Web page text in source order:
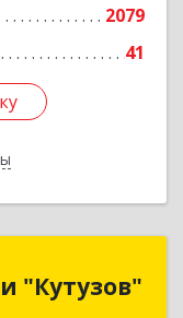
2079
41
"Кутузов"